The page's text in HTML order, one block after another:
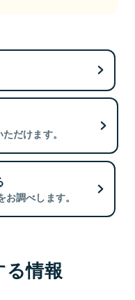
だけます。
調べします。
る情報